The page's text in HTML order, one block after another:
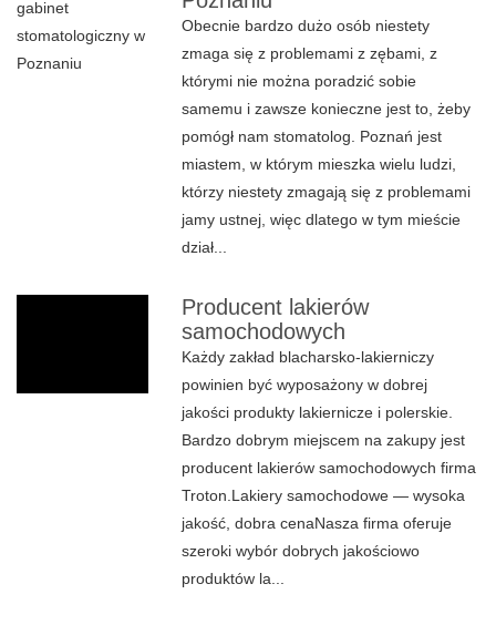
Obecnie bardzo dużo osób niestety
zmaga się z problemami z zębami, z
którymi nie można poradzić sobie
samemu i zawsze konieczne jest to, żeby
pomógł nam stomatolog. Poznań jest
miastem, w którym mieszka wielu ludzi,
którzy niestety zmagają się z problemami
jamy ustnej, więc dlatego w tym mieście
dział...
Producent lakierów
samochodowych
Każdy zakład blacharsko-lakierniczy
powinien być wyposażony w dobrej
jakości produkty lakiernicze i polerskie.
Bardzo dobrym miejscem na zakupy jest
producent lakierów samochodowych firma
Troton.Lakiery samochodowe — wysoka
jakość, dobra cenaNasza firma oferuje
szeroki wybór dobrych jakościowo
produktów la...